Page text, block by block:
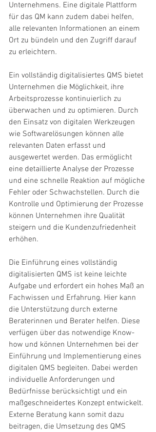
Unternehmens. Eine digitale Plattform
für das QM kann zudem dabei helfen,
alle relevanten Informationen an einem
Ort zu bündeln und den Zugriff darauf
zu erleichtern.
Ein vollständig digitalisiertes QMS bietet
Unternehmen die Möglichkeit, ihre
Arbeitsprozesse kontinuierlich zu
überwachen und zu optimieren. Durch
den Einsatz von digitalen Werkzeugen
wie Softwarelösungen können alle
relevanten Daten erfasst und
ausgewertet werden. Das ermöglicht
eine detaillierte Analyse der Prozesse
und eine schnelle Reaktion auf mögliche
Fehler oder Schwachstellen. Durch die
Kontrolle und Optimierung der Prozesse
können Unternehmen ihre Qualität
steigern und die Kundenzufriedenheit
erhöhen.
Die Einführung eines vollständig
digitalisierten QMS ist keine leichte
Aufgabe und erfordert ein hohes Maß an
Fachwissen und Erfahrung. Hier kann
die Unterstützung durch externe
Beraterinnen und Berater helfen. Diese
verfügen über das notwendige Know-
how und können Unternehmen bei der
Einführung und Implementierung eines
digitalen QMS begleiten. Dabei werden
individuelle Anforderungen und
Bedürfnisse berücksichtigt und ein
maßgeschneidertes Konzept entwickelt.
Externe Beratung kann somit dazu
beitragen, die Umsetzung des QMS